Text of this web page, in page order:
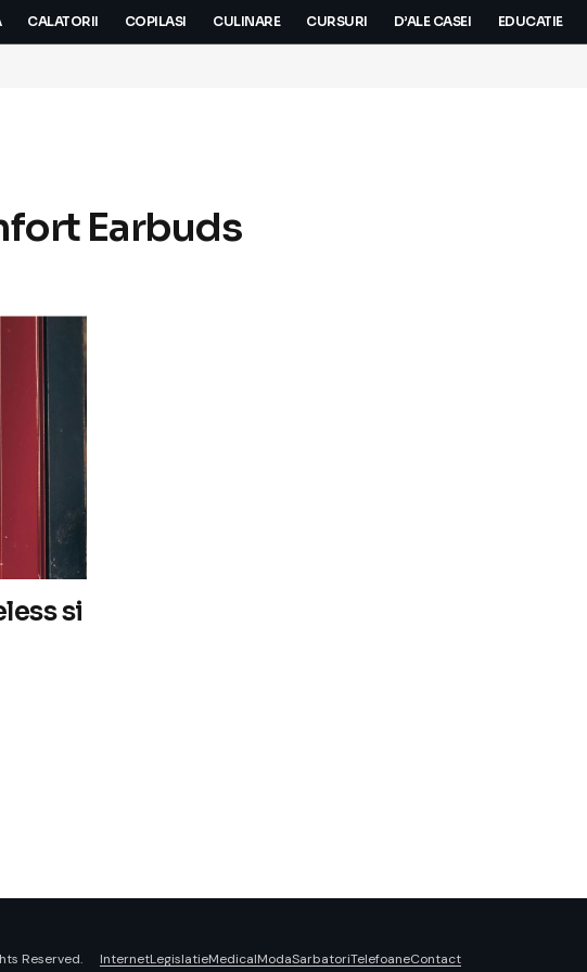
CALATORII COPILASI CULINARE CURSURI D’ALE CASEI EDUCATIE
Earbuds
si
Reserved. InternetLegislatieMedicalModaSarbatoriTelefoaneContact